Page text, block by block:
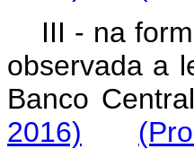
III - na
observada a
Banco
2016)